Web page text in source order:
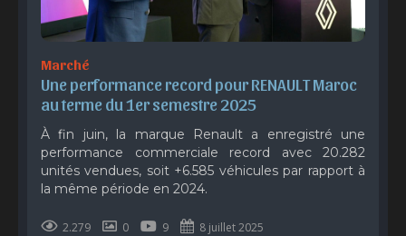
Marché
Une performance record pour RENAULT Maroc
au terme du 1er semestre 2025
À fin juin, la marque Renault a enregistré une
performance commerciale record avec 20.282
unités vendues, soit +6.585 véhicules par rapport à
la même période en 2024.
2.279 0 9 8 juillet 2025